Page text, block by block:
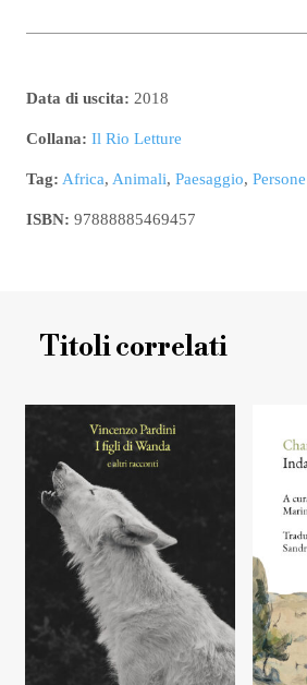
Data di uscita: 2018
Collana: Il Rio Letture
Tag: Africa, Animali, Paesaggio, Persone
ISBN: 97888885469457
Titoli correlati